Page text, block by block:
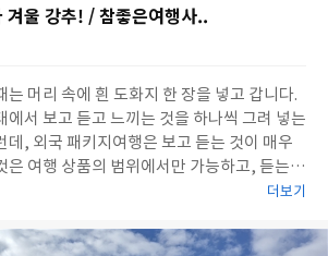
겨울 강추! / 참좋은여행사..
는 머리 속에 흰 도화지 한 장을 넣고 갑니다.
에서 보고 듣고 느끼는 것을 하나씩 그려 넣는
니기에 여행 상품을 면밀하게 검토해야 합
더보기